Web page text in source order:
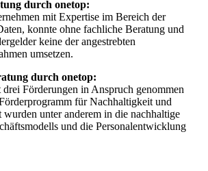
durch onetop:
mit Expertise im Bereich der
konnte ohne fachliche Beratung und
keine der angestrebten
umsetzen.
durch onetop:
drei Förderungen in Anspruch genommen
für Nachhaltigkeit und
unter anderem in die nachhaltige
und die Personalentwicklung